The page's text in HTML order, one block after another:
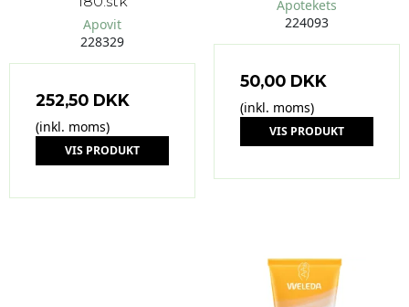
Apovit
228329
252,50 DKK
(inkl. moms)
VIS PRODUKT
Apotekets
224093
50,00 DKK
(inkl. moms)
VIS PRODUKT